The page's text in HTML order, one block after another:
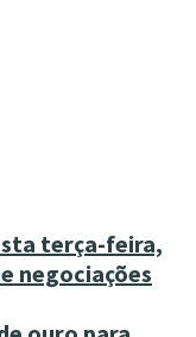
terça-feira,
negociações